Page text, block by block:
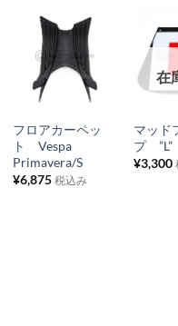
お
入
り
リ
+
フロアカーペッ
ト Vespa
Primavera/S
¥6,875 税込み
+
在
マッド
プ
¥3,300